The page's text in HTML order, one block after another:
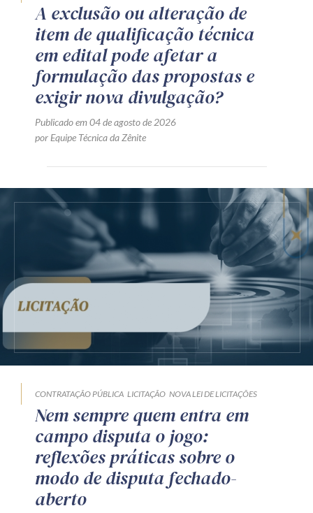
A exclusão ou alteração de
item de qualificação técnica
em edital pode afetar a
formulação das propostas e
exigir nova divulgação?
Publicado em 04 de agosto de 2026
por Equipe Técnica da Zênite
CONTRATAÇÃO PÚBLICA LICITAÇÃO NOVA LEI DE LICITAÇÕES
Nem sempre quem entra em
campo disputa o jogo:
reflexões práticas sobre o
modo de disputa fechado-
aberto